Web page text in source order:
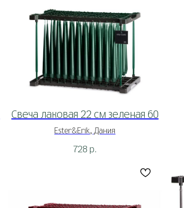
Свеча лаковая 22 см зеленая 60
Ester&Erik, Дания
728 р.